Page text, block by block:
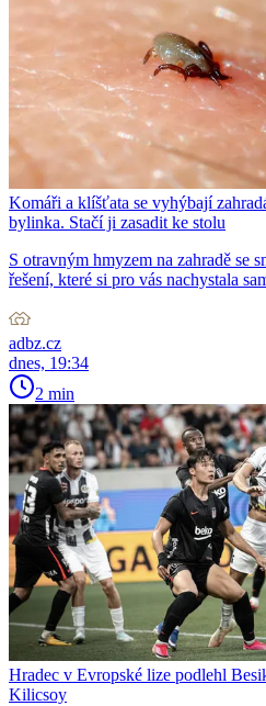
Komáři a klíšťata se vyhýbají
bylinka. Stačí ji zasadit ke stolu
S otravným hmyzem na zahradě se
řešení, které si pro vás nachystala
adbz.cz
dnes, 19:34
2 min
Hradec v Evropské lize podlehl
Kilicsoy